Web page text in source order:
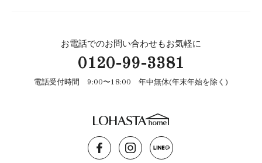
お電話でのお問い合わせもお気軽に
0120-99-3381
電話受付時間 9:00〜18:00 年中無休(年末年始を除く)